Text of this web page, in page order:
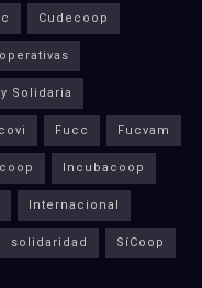
Cudecoop
Solidaria
Fucc Fucvam
Incubacoop
Internacional
solidaridad SíCoop